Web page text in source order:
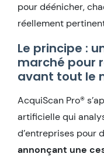
pour déénicher,
réellement
Le principe :
marché pour
avant tout le
AcquiScan Pro®
artificielle qui
d’entreprises pour
annonçant une